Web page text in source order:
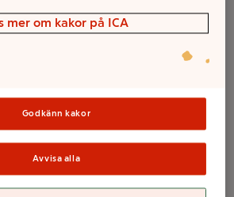
Öl 0,5%
kan variera mellan butikerna
mer om kakor på ICA
Godkänn kakor
Avvisa alla